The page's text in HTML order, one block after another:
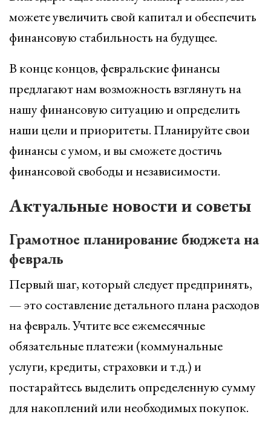
можете увеличить свой капитал и обеспечить
финансовую стабильность на будущее.
В конце концов, февральские финансы
предлагают нам возможность взглянуть на
нашу финансовую ситуацию и определить
наши цели и приоритеты. Планируйте свои
финансы с умом, и вы сможете достичь
финансовой свободы и независимости.
Актуальные новости и советы
Грамотное планирование бюджета на
февраль
Первый шаг, который следует предпринять,
— это составление детального плана расходов
на февраль. Учтите все ежемесячные
обязательные платежи (коммунальные
услуги, кредиты, страховки и т.д.) и
постарайтесь выделить определенную сумму
для накоплений или необходимых покупок.